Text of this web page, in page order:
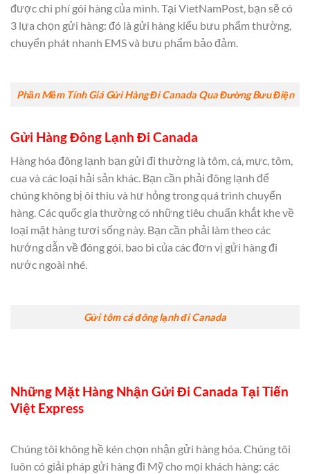
được chi phí gói hàng của mình. Tại VietNamPost, bạn sẽ có
3 lựa chọn gửi hàng: đó là gửi hàng kiểu bưu phẩm thường,
chuyển phát nhanh EMS và bưu phẩm bảo đảm.
Phần Mềm Tính Giá Gửi Hàng Đi Canada Qua Đường Bưu Điện
Gửi Hàng Đông Lạnh Đi Canada
Hàng hóa đông lạnh bạn gửi đi thường là tôm, cá, mực, tôm,
cua và các loại hải sản khác. Bạn cần phải đông lạnh để
chúng không bị ôi thiu và hư hỏng trong quá trình chuyển
hàng. Các quốc gia thường có những tiêu chuẩn khắt khe về
loại mặt hàng tươi sống này. Bạn cần phải làm theo các
hướng dẫn về đóng gói, bao bì của các đơn vị gửi hàng đi
nước ngoài nhé.
Gửi tôm cá đông lạnh đi Canada
Những Mặt Hàng Nhận Gửi Đi Canada Tại Tiến
Việt Express
Chúng tôi không hề kén chọn nhận gửi hàng hóa. Chúng tôi
luôn có giải pháp gửi hàng đi Mỹ cho mọi khách hàng: các